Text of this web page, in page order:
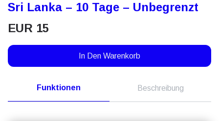
Sri Lanka – 10 Tage – Unbegrenzt
EUR 15
In Den Warenkorb
Funktionen Beschreibung